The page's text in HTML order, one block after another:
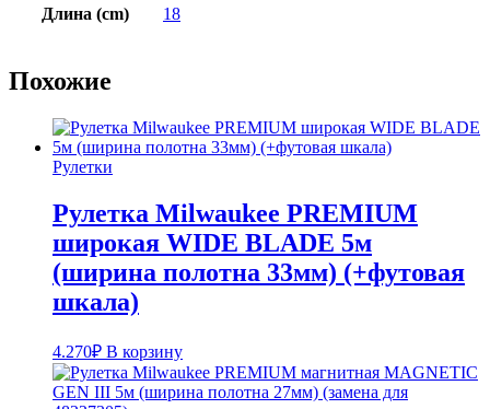
Длина (cm) 18
Похожие
Рулетки
Рулетка Milwaukee PREMIUM
широкая WIDE BLADE 5м
(ширина полотна 33мм) (+футовая
шкала)
4.270₽ В корзину